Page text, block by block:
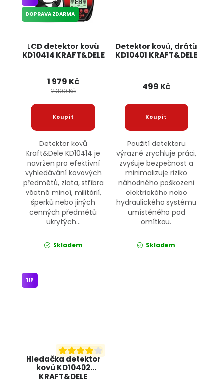
LCD detektor kovů
KD10414 KRAFT&DELE
DOPRAVA ZDARMA
1 979 Kč
2 399 Kč
Detektor kovů
Kraft&Dele KD10414 je
navržen pro efektivní
vyhledávání kovových
předmětů, zlata, stříbra
včetně mincí, militárií,
šperků nebo jiných
cenných předmětů
ukrytých...
Skladem
Detektor kovů, drátů
KD10401 KRAFT&DELE
499 Kč
Použití detektoru
výrazně zrychluje práci,
zvyšuje bezpečnost a
minimalizuje riziko
náhodného poškození
elektrického nebo
hydraulického systému
umístěného pod
omítkou.
Skladem
Hledačka detektor
kovů KD10402
KRAFT&DELE
TIP